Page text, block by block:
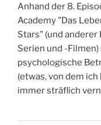
Anhand der 8.
Academy "Das
Stars" (und anderer
Serien und -
psychologische
(etwas, von dem
immer sträflich